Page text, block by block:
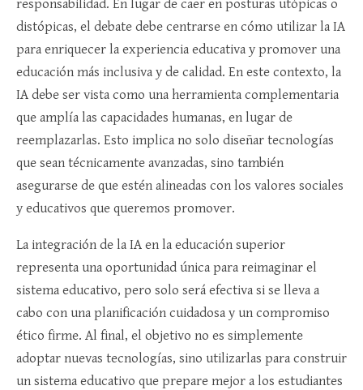
responsabilidad. En lugar de caer en posturas utópicas o
distópicas, el debate debe centrarse en cómo utilizar la IA
para enriquecer la experiencia educativa y promover una
educación más inclusiva y de calidad. En este contexto, la
IA debe ser vista como una herramienta complementaria
que amplía las capacidades humanas, en lugar de
reemplazarlas. Esto implica no solo diseñar tecnologías
que sean técnicamente avanzadas, sino también
asegurarse de que estén alineadas con los valores sociales
y educativos que queremos promover.
La integración de la IA en la educación superior
representa una oportunidad única para reimaginar el
sistema educativo, pero solo será efectiva si se lleva a
cabo con una planificación cuidadosa y un compromiso
ético firme. Al final, el objetivo no es simplemente
adoptar nuevas tecnologías, sino utilizarlas para construir
un sistema educativo que prepare mejor a los estudiantes